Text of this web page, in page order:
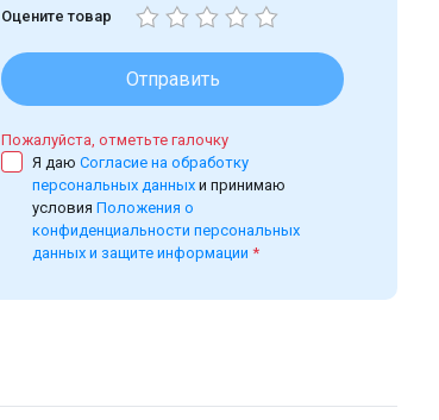
Оцените товар
Отправить
Пожалуйста, отметьте галочку
Я даюСогласие на обработку
персональных данныхи принимаю
условияПоложения о
конфиденциальности персональных
данных и защите информации *